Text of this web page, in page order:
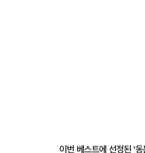
이번 베스트에 선정된 ‘